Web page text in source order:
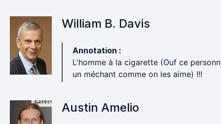
William B. Davis
Annotation :
L'homme à la cigarette (Ouf ce
un méchant comme on les aime) !!!
Austin Amelio